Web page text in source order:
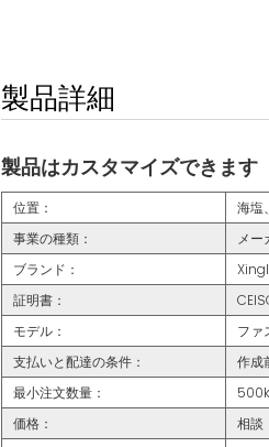
製品詳細
製品はカスタマイズできます
位置：
海塩
事業の種類：
メー
ブランド：
証明書：
モデル：
ファ
支払いと配達の条件：
作成
最小注文数量：
価格：
相談